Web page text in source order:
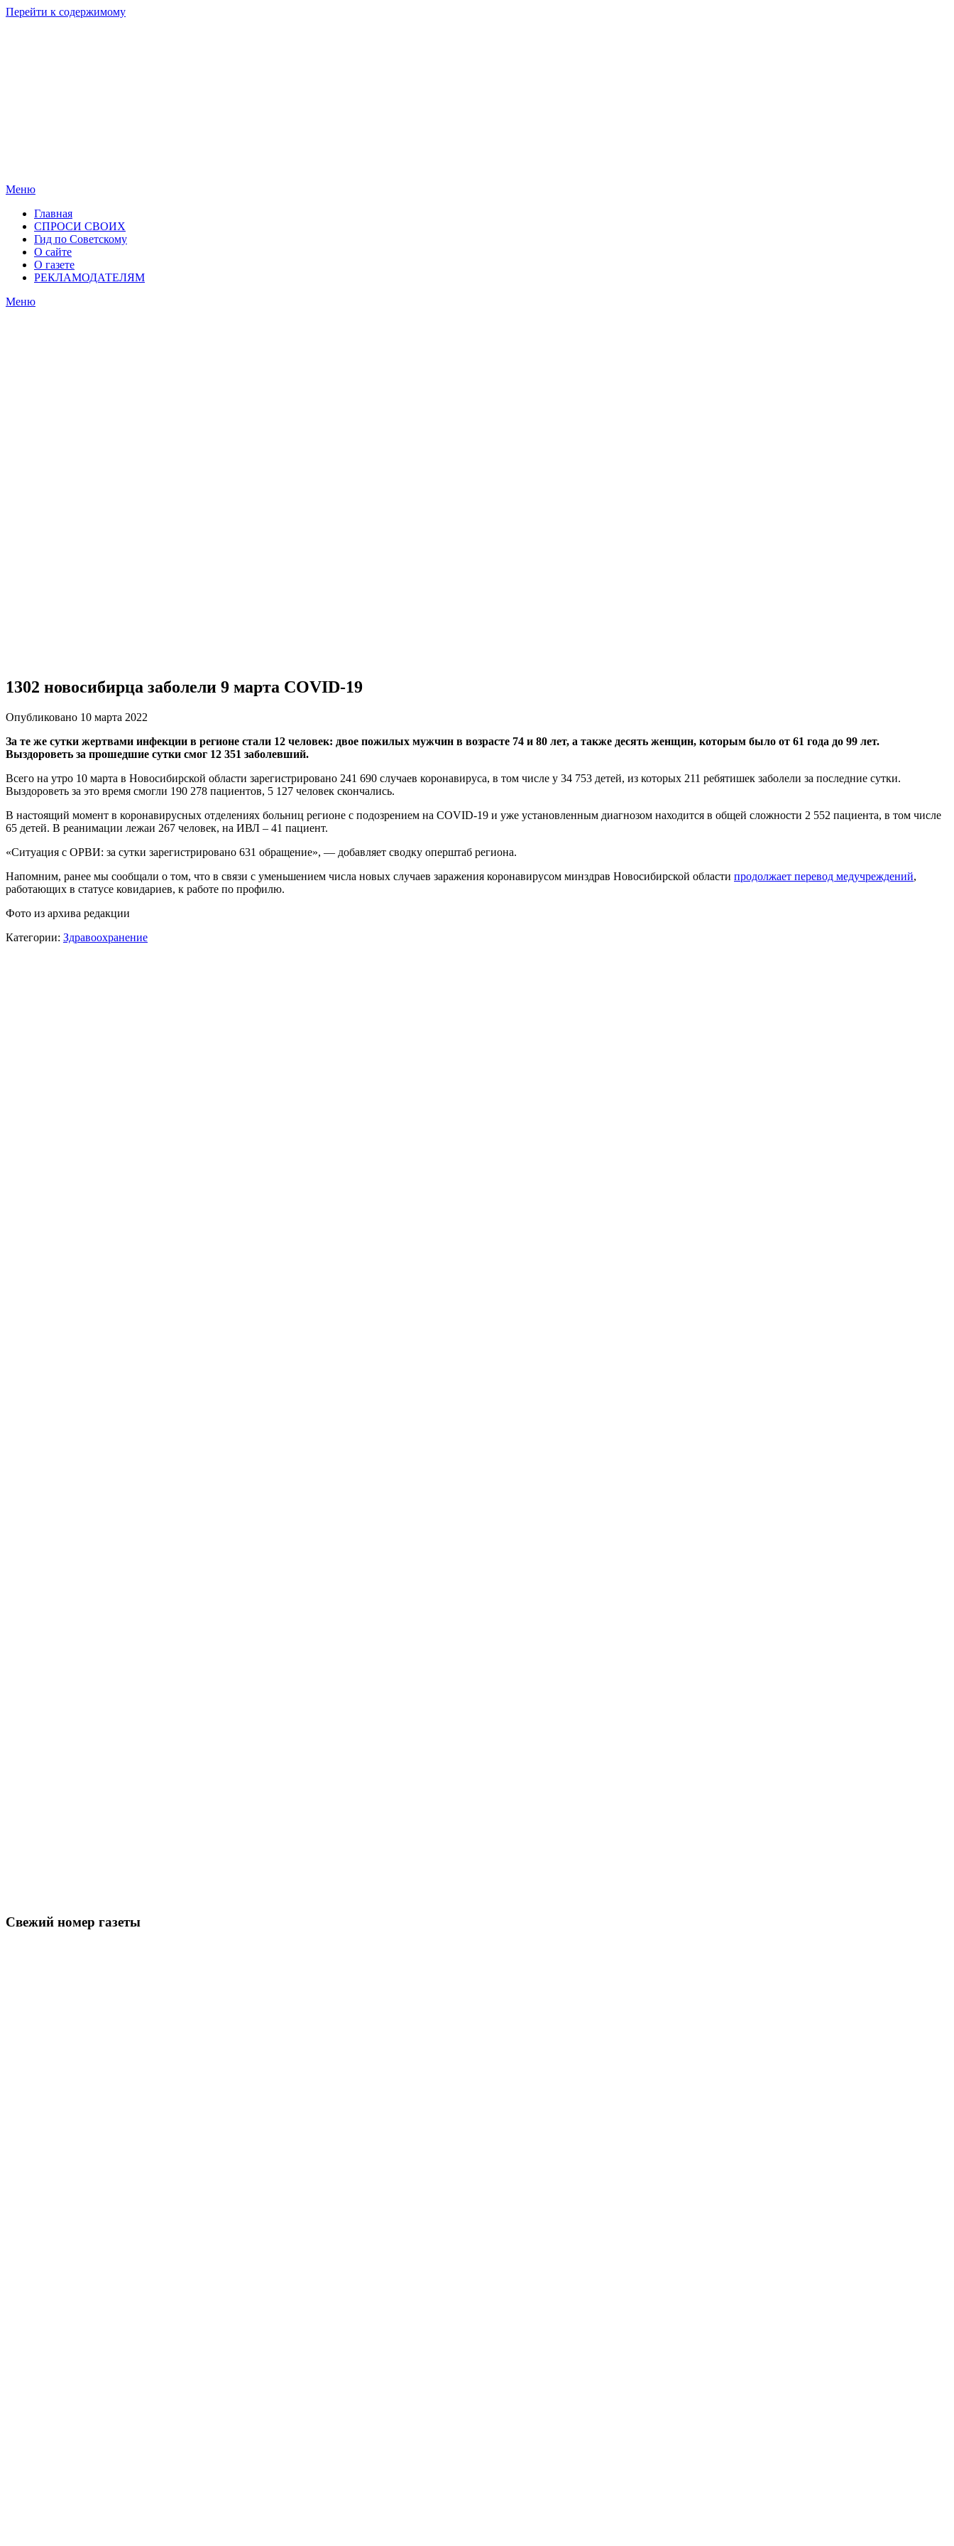
Перейти к содержимому
Меню
Главная
СПРОСИ СВОИХ
Гид по Советскому
О сайте
О газете
РЕКЛАМОДАТЕЛЯМ
Меню
1302 новосибирца заболели 9 марта COVID-19
Опубликовано 10 марта 2022
За те же сутки жертвами инфекции в регионе стали 12 человек: двое пожилых мужчин в возрасте 74 и 80 лет, а также десять женщин, которым было от 61 года до 99 лет.
Выздороветь за прошедшие сутки смог 12 351 заболевший.
Всего на утро 10 марта в Новосибирской области зарегистрировано 241 690 случаев коронавируса, в том числе у 34 753 детей, из которых 211 ребятишек заболели за последние сутки.
Выздороветь за это время смогли 190 278 пациентов, 5 127 человек скончались.
В настоящий момент в коронавирусных отделениях больниц регионе с подозрением на COVID-19 и уже установленным диагнозом находится в общей сложности 2 552 пациента, в том числе
65 детей. В реанимации лежаи 267 человек, на ИВЛ – 41 пациент.
«Ситуация с ОРВИ: за сутки зарегистрировано 631 обращение», — добавляет сводку оперштаб региона.
Напомним, ранее мы сообщали о том, что в связи с уменьшением числа новых случаев заражения коронавирусом минздрав Новосибирской области продолжает перевод медучреждений,
работающих в статусе ковидариев, к работе по профилю.
Фото из архива редакции
Категории: Здравоохранение
Свежий номер газеты